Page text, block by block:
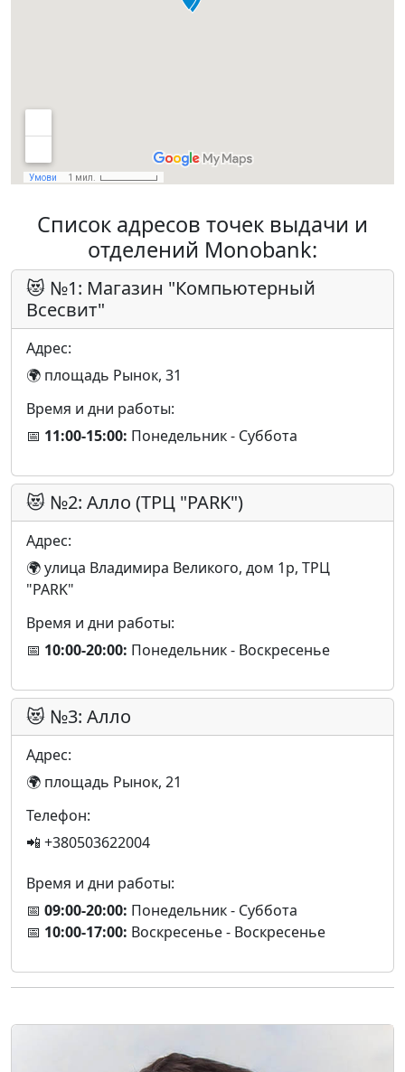
Список адресов точек выдачи и
отделений Monobank:
😻 №1: Магазин "Компьютерный
Всесвит"
Адрес:
🌍 площадь Рынок, 31
Время и дни работы:
📅 11:00-15:00: Понедельник - Суббота
😻 №2: Алло (ТРЦ "PARK")
Адрес:
🌍 улица Владимира Великого, дом 1р, ТРЦ
"PARK"
Время и дни работы:
📅 10:00-20:00: Понедельник - Воскресенье
😻 №3: Алло
Адрес:
🌍 площадь Рынок, 21
Телефон:
📲 +380503622004
Время и дни работы:
📅 09:00-20:00: Понедельник - Суббота
📅 10:00-17:00: Воскресенье - Воскресенье